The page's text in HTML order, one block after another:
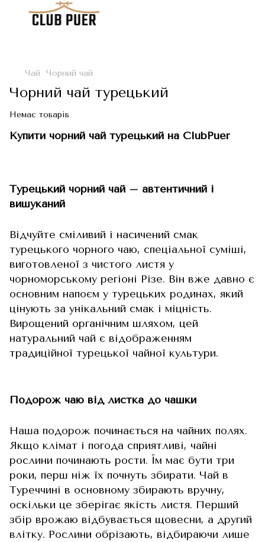
Чай Чорний чай
Чорний чай турецький
Немає товарів
Купити чорний чай турецький на ClubPuer
Турецький чорний чай – автентичний і
вишуканий
Відчуйте сміливий і насичений смак
турецького чорного чаю, спеціальної суміші,
виготовленої з чистого листя у
чорноморському регіоні Різе. Він вже давно є
основним напоєм у турецьких родинах, який
цінують за унікальний смак і міцність.
Вирощений органічним шляхом, цей
натуральний чай є відображенням
традиційної турецької чайної культури.
Подорож чаю від листка до чашки
Наша подорож починається на чайних полях.
Якщо клімат і погода сприятливі, чайні
рослини починають рости. Їм має бути три
роки, перш ніж їх почнуть збирати. Чай в
Туреччині в основному збирають вручну,
оскільки це зберігає якість листя. Перший
збір врожаю відбувається щовесни, а другий
влітку. Рослини обрізають, відбираючи лише